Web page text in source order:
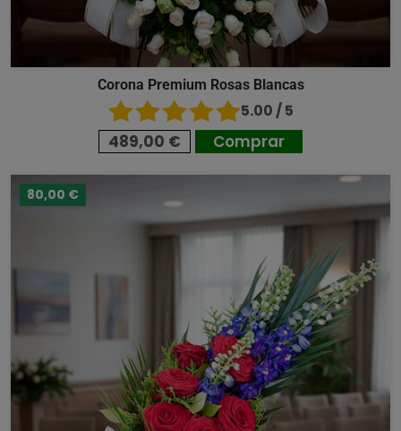
Corona Premium Rosas Blancas
5.00 / 5
489,00 € Comprar
80,00 €